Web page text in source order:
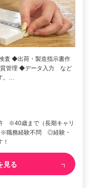
査 ◆出荷・製造指示書作
管理 ◆データ入力 など
。…
※40歳まで（長期キャリ
※職務経験不問 ◎経験・
見る